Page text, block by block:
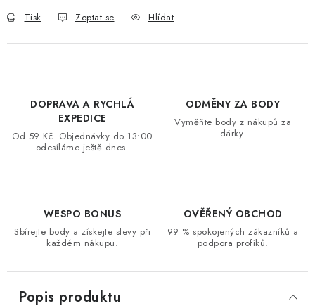
MOJE OBJEDNÁVKA
Hodnocení obchodu 🚚 Stav objednávky
Doprava a platba
Kontakt
Obchodní podmínky
Tisk Zeptat se Hlídat
DOPRAVA A RYCHLÁ
EXPEDICE
Od 59 Kč. Objednávky do 13:00
odesíláme ještě dnes.
ODMĚNY ZA BODY
Vyměňte body z nákupů za
dárky.
WESPO BONUS
Sbírejte body a získejte slevy při
každém nákupu.
OVĚŘENÝ OBCHOD
99 % spokojených zákazníků a
podpora profíků.
Popis produktu